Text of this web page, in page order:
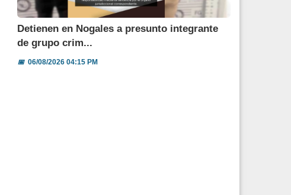
Detienen en Nogales a presunto integrante
de grupo crim...
📅06/08/2026 04:15 PM